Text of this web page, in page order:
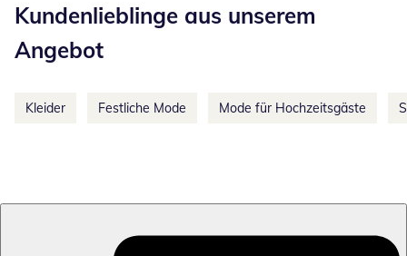
Kundenlieblinge aus unserem
Angebot
Kleider Festliche Mode Mode für Hochzeitsgäste